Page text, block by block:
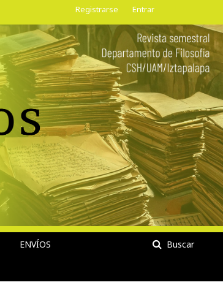
ENVÍOS Buscar
Registrarse Entrar